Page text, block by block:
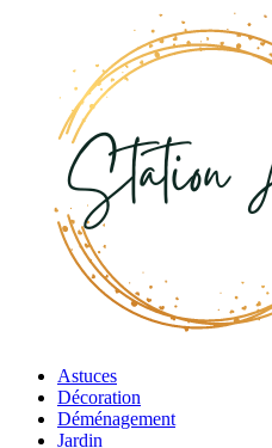
Astuces
Décoration
Déménagement
Jardin